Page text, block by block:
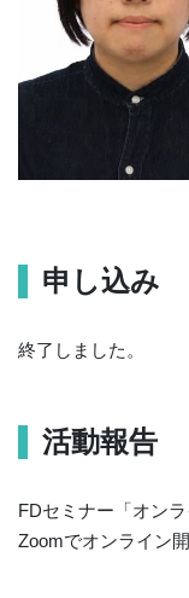
申し込み
終了しました。
活動報告
FDセミナー「オン
Zoomでオンライン